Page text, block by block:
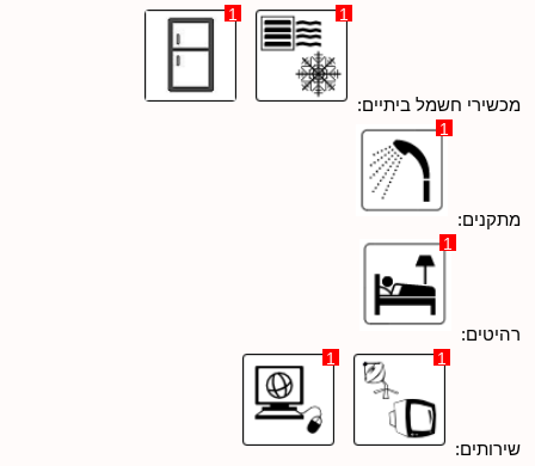
מכשירי חשמל ביתיים:
1
1
מתקנים:
1
רהיטים:
1
שירותים:
1
1